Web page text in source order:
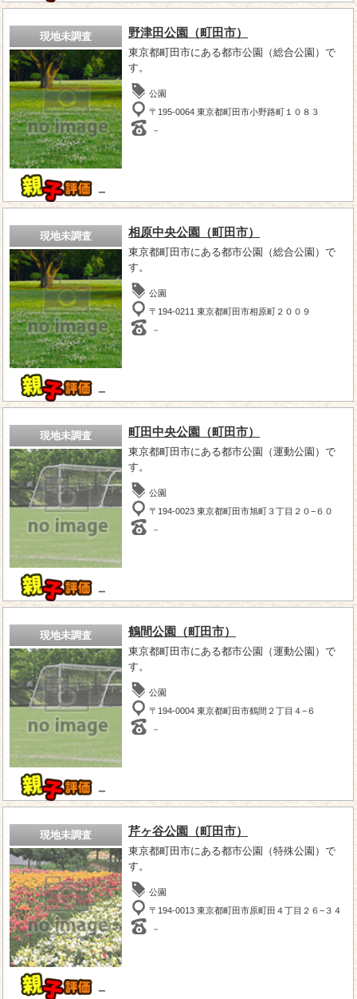
現地未調査
－
野津田公園（町田市）
東京都町田市にある都市公園（総合公園）で
す。
公園
〒195-0064 東京都町田市小野路町１０８３
－
現地未調査
－
相原中央公園（町田市）
東京都町田市にある都市公園（総合公園）で
す。
公園
〒194-0211 東京都町田市相原町２００９
－
現地未調査
－
町田中央公園（町田市）
東京都町田市にある都市公園（運動公園）で
す。
公園
〒194-0023 東京都町田市旭町３丁目２０−６０
－
現地未調査
－
鶴間公園（町田市）
東京都町田市にある都市公園（運動公園）で
す。
公園
〒194-0004 東京都町田市鶴間２丁目４−６
－
現地未調査
－
芹ヶ谷公園（町田市）
東京都町田市にある都市公園（特殊公園）で
す。
公園
〒194-0013 東京都町田市原町田４丁目２６−３４
－